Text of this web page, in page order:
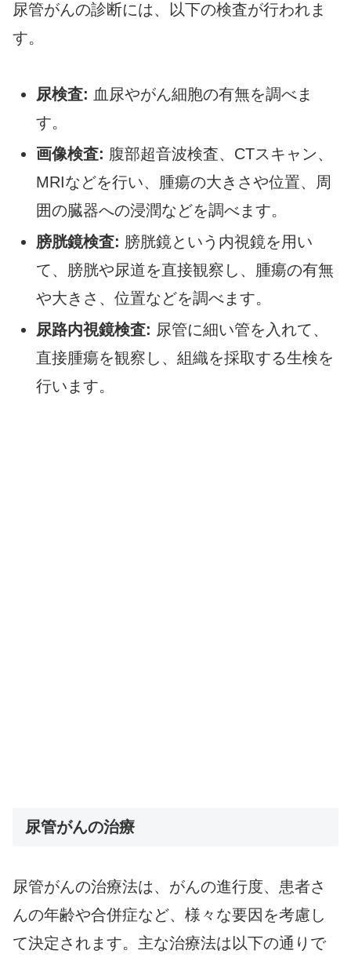
尿管がんの診断には、以下の検査が行われま
す。
尿検査: 血尿やがん細胞の有無を調べま
す。
画像検査: 腹部超音波検査、CTスキャン、
MRIなどを行い、腫瘍の大きさや位置、周
囲の臓器への浸潤などを調べます。
膀胱鏡検査: 膀胱鏡という内視鏡を用い
て、膀胱や尿道を直接観察し、腫瘍の有無
や大きさ、位置などを調べます。
尿路内視鏡検査: 尿管に細い管を入れて、
直接腫瘍を観察し、組織を採取する生検を
行います。
尿管がんの治療
尿管がんの治療法は、がんの進行度、患者さ
んの年齢や合併症など、様々な要因を考慮し
て決定されます。主な治療法は以下の通りで